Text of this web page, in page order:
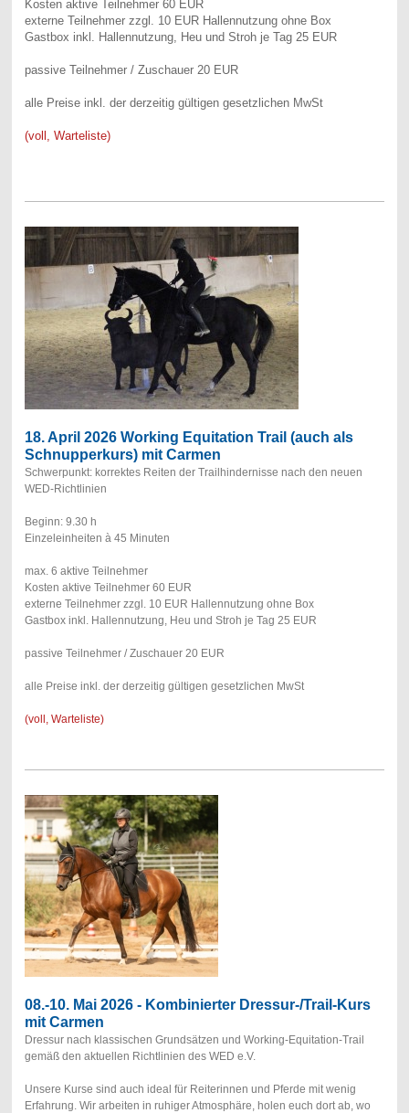
Kosten aktive Teilnehmer 60 EUR
externe Teilnehmer zzgl. 10 EUR Hallennutzung ohne Box
Gastbox inkl. Hallennutzung, Heu und Stroh je Tag 25 EUR
passive Teilnehmer / Zuschauer 20 EUR
alle Preise inkl. der derzeitig gültigen gesetzlichen MwSt
(voll, Warteliste)
18. April 2026 Working Equitation Trail (auch als
Schnupperkurs) mit Carmen
Schwerpunkt: korrektes Reiten der Trailhindernisse nach den neuen
WED-Richtlinien
Beginn: 9.30 h
Einzeleinheiten à 45 Minuten
max. 6 aktive Teilnehmer
Kosten aktive Teilnehmer 60 EUR
externe Teilnehmer zzgl. 10 EUR Hallennutzung ohne Box
Gastbox inkl. Hallennutzung, Heu und Stroh je Tag 25 EUR
passive Teilnehmer / Zuschauer 20 EUR
alle Preise inkl. der derzeitig gültigen gesetzlichen MwSt
(voll, Warteliste)
08.-10. Mai 2026 - Kombinierter Dressur-/Trail-Kurs
mit Carmen
Dressur nach klassischen Grundsätzen und Working-Equitation-Trail
gemäß den aktuellen Richtlinien des WED e.V.
Unsere Kurse sind auch ideal für Reiterinnen und Pferde mit wenig
Erfahrung. Wir arbeiten in ruhiger Atmosphäre, holen euch dort ab, wo